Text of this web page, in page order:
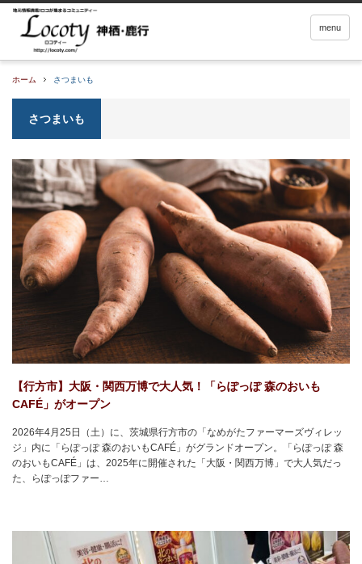
menu
ホーム さつまいも
さつまいも
【行方市】大阪・関西万博で大人気！「らぽっぽ 森のおいも
CAFÉ」がオープン
2026年4月25日（土）に、茨城県行方市の「なめがたファーマーズヴィレッ
ジ」内に「らぽっぽ 森のおいもCAFÉ」がグランドオープン。「らぽっぽ 森
のおいもCAFÉ」は、2025年に開催された「大阪・関西万博」で大人気だっ
た、らぽっぽファー…